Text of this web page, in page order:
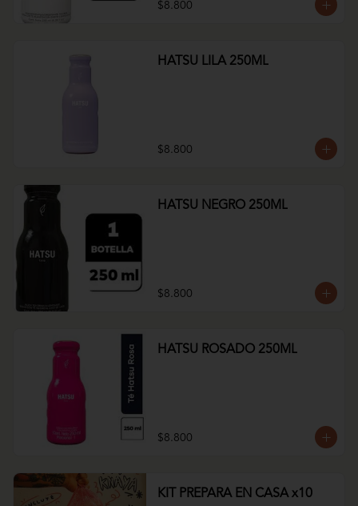
$8.800
HATSU LILA 250ML
$8.800
HATSU NEGRO 250ML
$8.800
HATSU ROSADO 250ML
$8.800
KIT PREPARA EN CASA x10